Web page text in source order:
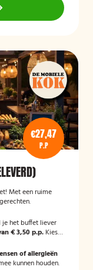
€27,47
P.P
Met een ruime
je het buffet liever
€ 3,50 p.p. Kies
of allergieën
kunnen houden.